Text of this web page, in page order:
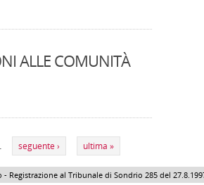
ALLE COMUNITÀ
seguente › ultima »
Registrazione al Tribunale di Sondrio 285 del